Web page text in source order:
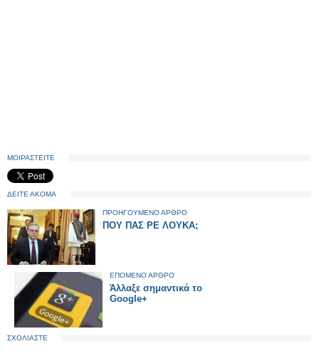
ΜΟΙΡΑΣΤΕΙΤΕ
ΔΕΙΤΕ ΑΚΟΜΑ
ΠΡΟΗΓΟΥΜΕΝΟ ΑΡΘΡΟ
ΠΟΥ ΠΑΣ ΡΕ ΛΟΥΚΑ;
ΕΠΟΜΕΝΟ ΑΡΘΡΟ
Άλλαξε σημαντικά το
Google+
ΣΧΟΛΙΑΣΤΕ